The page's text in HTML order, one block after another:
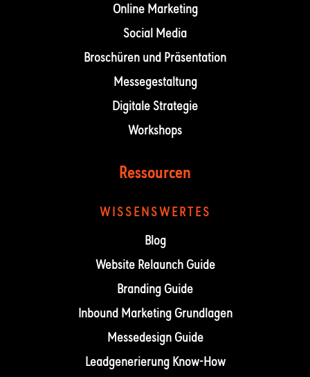
Online Marketing
Social Media
Broschüren und Präsentation
Messegestaltung
Digitale Strategie
Workshops
Ressourcen
WISSENSWERTES
Blog
Website Relaunch Guide
Branding Guide
Inbound Marketing Grundlagen
Messedesign Guide
Leadgenerierung Know-How